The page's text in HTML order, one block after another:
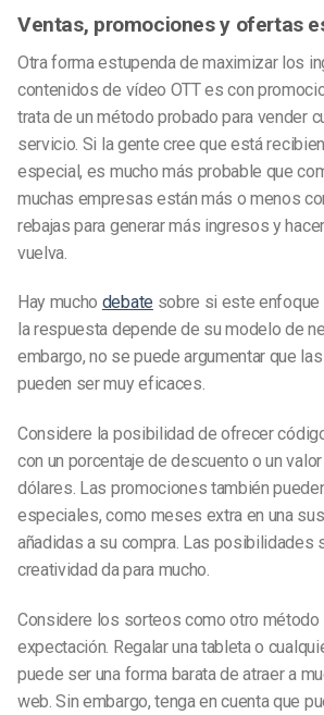
Ventas, promociones y ofertas
Otra forma estupenda de maximizar los
contenidos de vídeo OTT es con
trata de un método probado para vender
servicio. Si la gente cree que está
especial, es mucho más probable que
muchas empresas están más o menos
rebajas para generar más ingresos y
vuelva.
Hay mucho debate sobre si este enfoque
la respuesta depende de su modelo de
embargo, no se puede argumentar que
pueden ser muy eficaces.
Considere la posibilidad de ofrecer
con un porcentaje de descuento o un
dólares. Las promociones también
especiales, como meses extra en una
añadidas a su compra. Las posibilidades
creatividad da para mucho.
Considere los sorteos como otro método
expectación. Regalar una tableta o
puede ser una forma barata de atraer a
web. Sin embargo, tenga en cuenta que